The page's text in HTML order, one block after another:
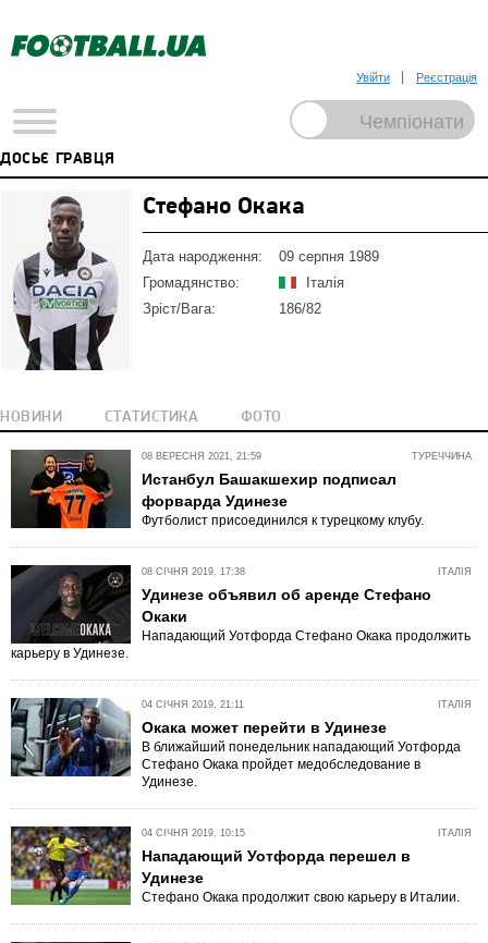
Увійти Реєстрація
ДОСЬЄ ГРАВЦЯ
Стефано Окака
Дата народження:
09 серпня 1989
Громадянство:
Італія
Зріст/Вага:
186/82
НОВИНИ СТАТИСТИКА ФОТО
ТУРЕЧЧИНА
08 ВЕРЕСНЯ 2021, 21:59
Истанбул Башакшехир подписал
форварда Удинезе
Футболист присоединился к турецкому клубу.
ІТАЛІЯ
08 СІЧНЯ 2019, 17:38
Удинезе объявил об аренде Стефано
Окаки
Нападающий Уотфорда Стефано Окака продолжить
карьеру в Удинезе.
ІТАЛІЯ
04 СІЧНЯ 2019, 21:11
Окака может перейти в Удинезе
В ближайший понедельник нападающий Уотфорда
Стефано Окака пройдет медобследование в
Удинезе.
ІТАЛІЯ
04 СІЧНЯ 2019, 10:15
Нападающий Уотфорда перешел в
Удинезе
Стефано Окака продолжит свою карьеру в Италии.